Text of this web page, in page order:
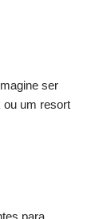
ser
ou um resort
para